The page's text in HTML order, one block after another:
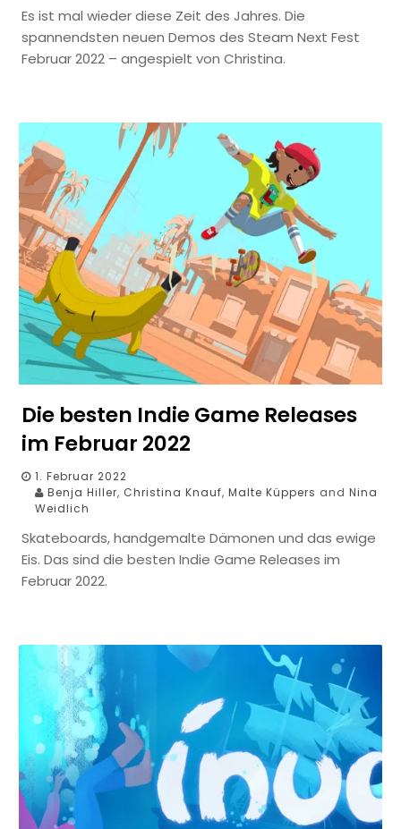
Es ist mal wieder diese Zeit des Jahres. Die
spannendsten neuen Demos des Steam Next Fest
Februar 2022 – angespielt von Christina.
Die besten Indie Game Releases
im Februar 2022
1. Februar 2022
Benja Hiller, Christina Knauf, Malte Küppers and Nina
Weidlich
Skateboards, handgemalte Dämonen und das ewige
Eis. Das sind die besten Indie Game Releases im
Februar 2022.